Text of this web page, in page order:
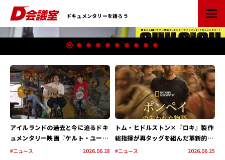
D
会
議
：
業
界
初
ド
キ
ュ
メ
ン
タ
ドキュメンタリーを語ろう
P
C
K
U
P
アイルランドの過去と今に迫るドキ
ュメンタリー映画『ケルト・ユート
ピア』公開決定！メインビジュアル
#ニュース 2026.06.28
トム・ヒドルストン×『ロキ』製作
総指揮が再タッグを組んだ革新的ド
キュメンタリードラマ『ポンペイの
#ニュース 2026.06.25